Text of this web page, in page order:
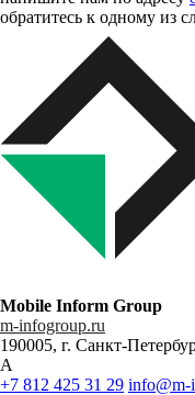
обратитесь к одному из
Mobile Inform Group
m-infogroup.ru
190005, г. Санкт-
А
+7 812 425 31 29 info@m-